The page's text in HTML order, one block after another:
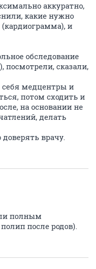
аккуратно,
какие нужно
и
обследование
посмотрели, сказали,
медцентры и
потом сходить и
на основании не
делать
врачу.
полным
после родов).